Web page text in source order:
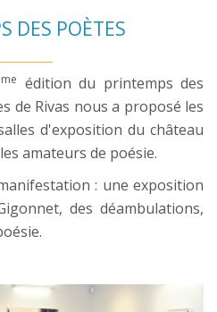
DES POÈTES
édition du printemps des
de Rivas nous a proposé les
d'exposition du château
amateurs de poésie.
: une exposition
des déambulations,